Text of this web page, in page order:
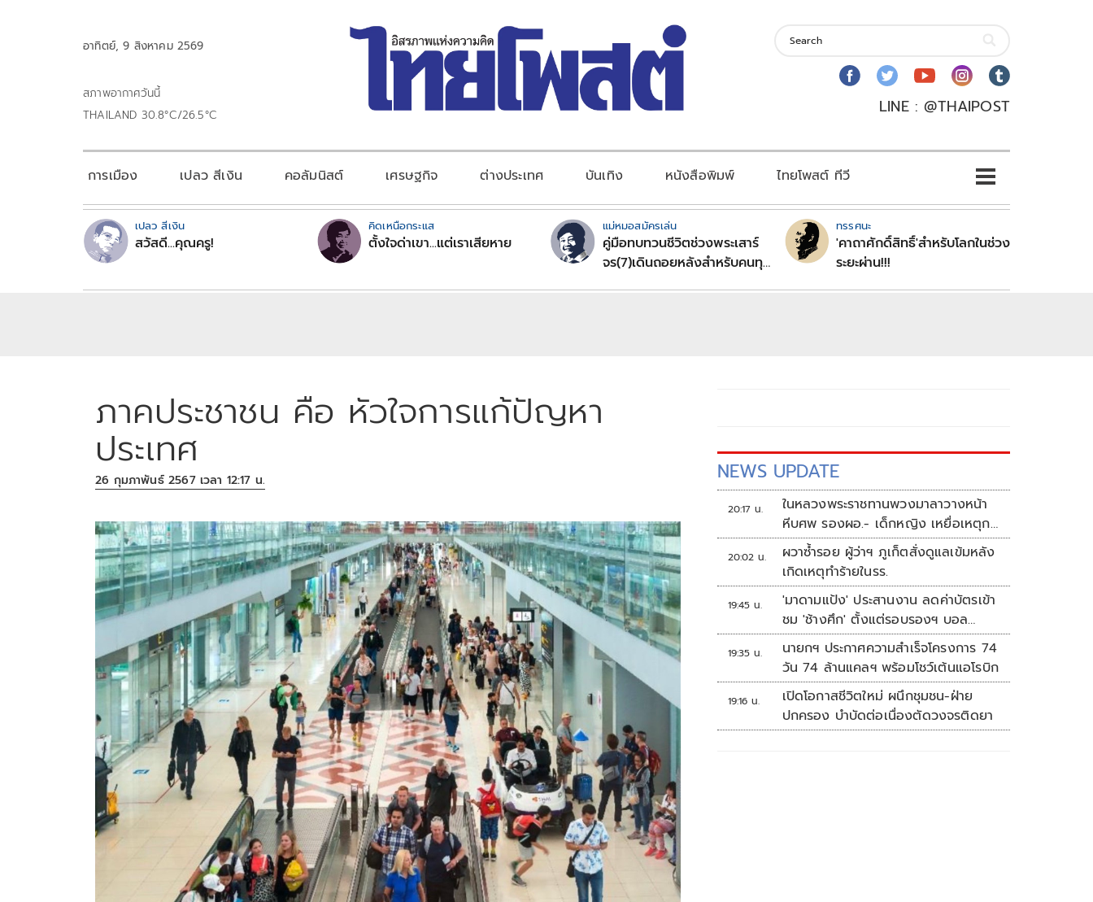
อาทิตย์, 9 สิงหาคม 2569
สภาพอากาศวันนี้
THAILAND 30.8°C/26.5°C
LINE : @THAIPOST
การเมือง เปลว สีเงิน คอลัมนิสต์ เศรษฐกิจ ต่างประเทศ บันเทิง หนังสือพิมพ์ ไทยโพสต์ ทีวี
เปลว สีเงิน
สวัสดี...คุณครู!
คิดเหนือกระแส
ตั้งใจด่าเขา...แต่เราเสียหาย
แม่หมอสมัครเล่น
คู่มือทบทวนชีวิตช่วงพระเสาร์
จร(7)เดินถอยหลังสำหรับคนทุก
ทรรศนะ
'คาถาศักดิ์สิทธิ์'สำหรับโลกในช่วง
ระยะผ่าน!!!
ภาคประชาชน คือ หัวใจการแก้ปัญหา
ประเทศ
26 กุมภาพันธ์ 2567 เวลา 12:17 น. NEWS UPDATE
20:17 น.
ในหลวงพระราชทานพวงมาลาวางหน้า
หีบศพ รองผอ.- เด็กหญิง เหยื่อเหตุก
ราดยิง
20:02 น.
ผวาซ้ำรอย ผู้ว่าฯ ภูเก็ตสั่งดูแลเข้มหลัง
เกิดเหตุทำร้ายในรร.
19:45 น.
'มาดามแป้ง' ประสานงาน ลดค่าบัตรเข้า
ชม 'ช้างศึก' ตั้งแต่รอบรองฯ บอล
อาเซียน
19:35 น.
นายกฯ ประกาศความสำเร็จโครงการ 74
วัน 74 ล้านแคลฯ พร้อมโชว์เต้นแอโรบิก
19:16 น.
เปิดโอกาสชีวิตใหม่ ผนึกชุมชน-ฝ่าย
ปกครอง บำบัดต่อเนื่องตัดวงจรติดยา